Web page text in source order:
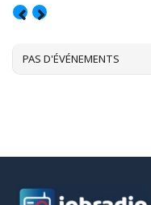
PAS D'ÉVÉNEMENTS